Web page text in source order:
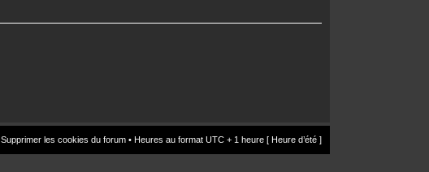
Supprimer les cookies du forum • Heures au format UTC + 1 heure [ Heure d’été ]